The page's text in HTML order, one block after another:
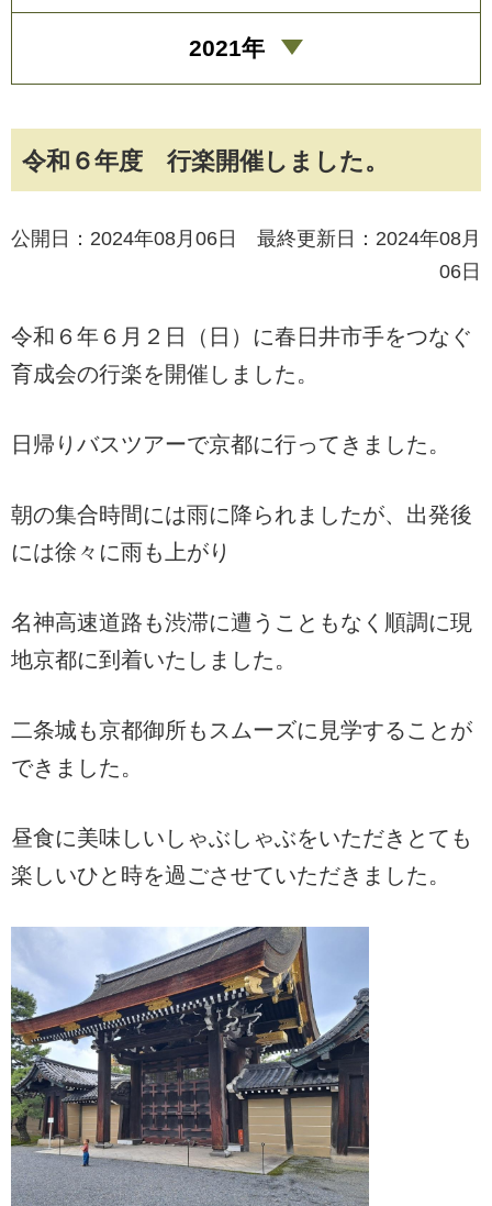
令和６年度 行楽開催しました。
公開日：2024年08月06日 最終更新日：2024年08月
06日
令和６年６月２日（日）に春日井市手をつなぐ
育成会の行楽を開催しました。
日帰りバスツアーで京都に行ってきました。
朝の集合時間には雨に降られましたが、出発後
には徐々に雨も上がり
名神高速道路も渋滞に遭うこともなく順調に現
地京都に到着いたしました。
二条城も京都御所もスムーズに見学することが
できました。
昼食に美味しいしゃぶしゃぶをいただきとても
楽しいひと時を過ごさせていただきました。
2021年